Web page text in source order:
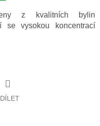
z kvalitních bylin
se vysokou koncentrací